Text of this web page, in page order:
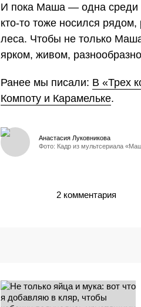
И пока Маша — одна среди
кто-то тоже носился
леса. Чтобы не только
ярком, живом,
Ранее мы писали: В «Трех
Компоту и Карамельке.
Фото: Кадр из мультсериала
Анастасия Луковникова
2 комментария